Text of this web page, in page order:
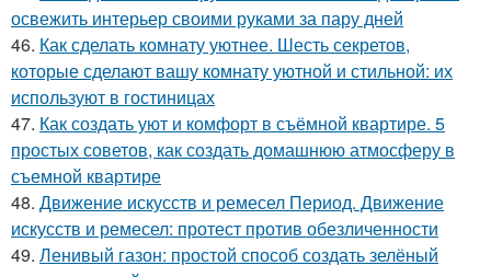
освежить интерьер своими руками за пару дней
46. Как сделать комнату уютнее. Шесть секретов,
которые сделают вашу комнату уютной и стильной: их
используют в гостиницах
47. Как создать уют и комфорт в съёмной квартире. 5
простых советов, как создать домашнюю атмосферу в
съемной квартире
48. Движение искусств и ремесел Период. Движение
искусств и ремесел: протест против обезличенности
49. Ленивый газон: простой способ создать зелёный